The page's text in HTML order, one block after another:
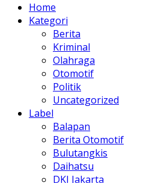
Home
Kategori
Berita
Kriminal
Olahraga
Otomotif
Politik
Uncategorized
Label
Balapan
Berita Otomotif
Bulutangkis
Daihatsu
DKI Jakarta